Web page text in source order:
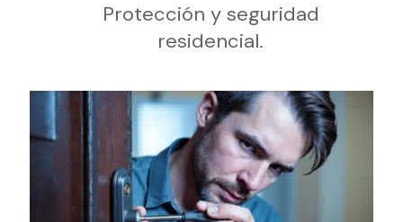
Protección y seguridad
residencial.